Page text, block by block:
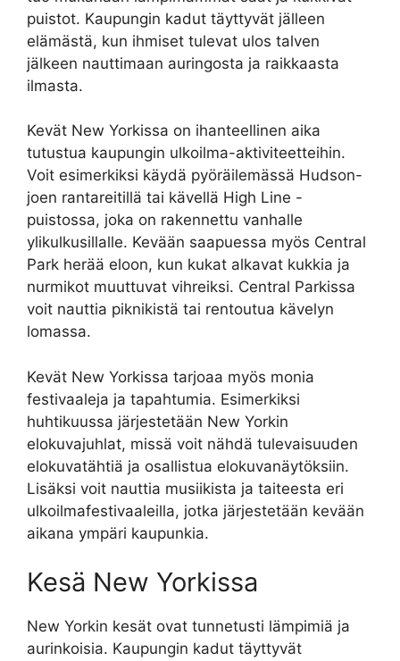
puistot. Kaupungin kadut täyttyvät jälleen
elämästä, kun ihmiset tulevat ulos talven
jälkeen nauttimaan auringosta ja raikkaasta
ilmasta.
Kevät New Yorkissa on ihanteellinen aika
tutustua kaupungin ulkoilma-aktiviteetteihin.
Voit esimerkiksi käydä pyöräilemässä Hudson-
joen rantareitillä tai kävellä High Line -
puistossa, joka on rakennettu vanhalle
ylikulkusillalle. Kevään saapuessa myös Central
Park herää eloon, kun kukat alkavat kukkia ja
nurmikot muuttuvat vihreiksi. Central Parkissa
voit nauttia piknikistä tai rentoutua kävelyn
lomassa.
Kevät New Yorkissa tarjoaa myös monia
festivaaleja ja tapahtumia. Esimerkiksi
huhtikuussa järjestetään New Yorkin
elokuvajuhlat, missä voit nähdä tulevaisuuden
elokuvatähtiä ja osallistua elokuvanäytöksiin.
Lisäksi voit nauttia musiikista ja taiteesta eri
ulkoilmafestivaaleilla, jotka järjestetään kevään
aikana ympäri kaupunkia.
Kesä New Yorkissa
New Yorkin kesät ovat tunnetusti lämpimiä ja
aurinkoisia. Kaupungin kadut täyttyvät